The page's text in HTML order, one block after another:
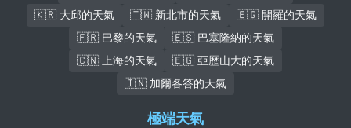
🇰🇷 大邱的天氣
🇹🇼 新北市的天氣
🇪🇬 開羅的天氣
🇫🇷 巴黎的天氣
🇪🇸 巴塞隆納的天氣
🇨🇳 上海的天氣
🇪🇬 亞歷山大的天氣
🇮🇳 加爾各答的天氣
極端天氣